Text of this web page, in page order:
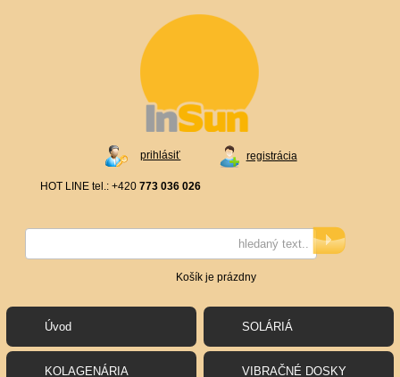
registrácia
prihlásiť
HOT LINE tel.: +420 773 036 026
Košík je prázdny
Úvod SOLÁRIÁ
KOLAGENÁRIA VIBRAČNÉ DOSKY